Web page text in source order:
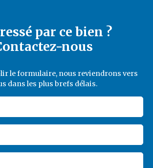
par ce bien ?
nous
le formulaire, nous reviendrons vers
dans les plus brefs délais.